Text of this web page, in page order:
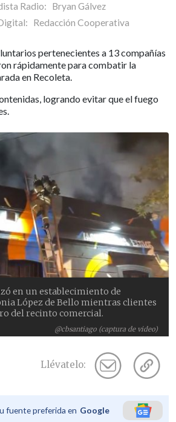
Radio: Bryan Gálvez
Redacción Cooperativa
pertenecientes a 13 compañías
rápidamente para combatir la
en Recoleta.
logrando evitar que el fuego
@cbsantiago (captura de video)
en un establecimiento de
López de Bello mientras clientes
del recinto comercial.
Llévatelo:
fuente preferida en Google